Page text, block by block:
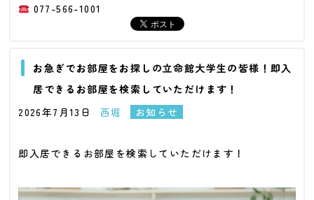
077-566-1001
お急ぎでお部屋をお探しの立命館大学生の皆様！即入
居できるお部屋を検索していただけます！
2026年7月13日
西堀 お知らせ
即入居できるお部屋を検索していただけます！